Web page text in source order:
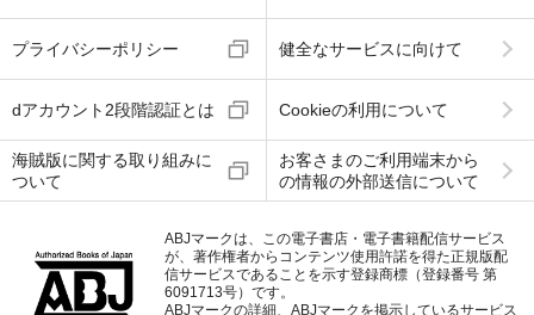
プライバシーポリシー 健全なサービスに向けて
dアカウント2段階認証とは Cookieの利用について
海賊版に関する取り組みに
ついて
お客さまのご利用端末から
の情報の外部送信について
ABJマークは、この電子書店・電子書籍配信サービス
が、著作権者からコンテンツ使用許諾を得た正規版配
信サービスであることを示す登録商標（登録番号 第
6091713号）です。
ABJマークの詳細、ABJマークを掲示しているサービス